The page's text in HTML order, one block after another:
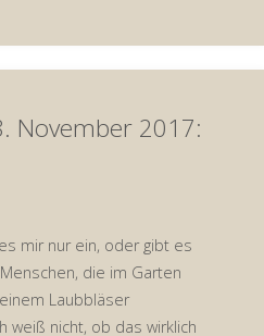
November 2017:
mir nur ein, oder gibt es
die im Garten
Laubbläser
weiß nicht, ob das wirklich